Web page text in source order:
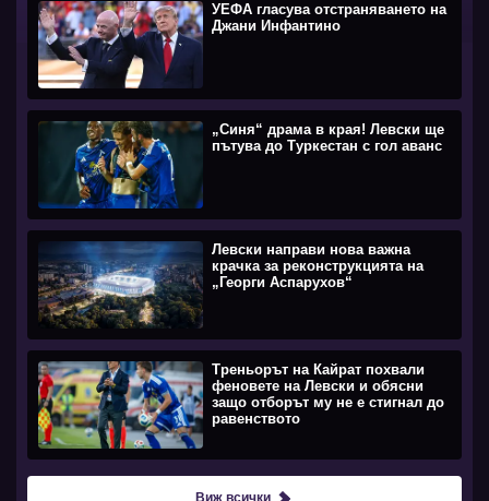
УЕФА гласува отстраняването на
Джани Инфантино
„Синя“ драма в края! Левски ще
пътува до Туркестан с гол аванс
Левски направи нова важна
крачка за реконструкцията на
„Георги Аспарухов“
Треньорът на Кайрат похвали
феновете на Левски и обясни
защо отборът му не е стигнал до
равенството
Виж всички